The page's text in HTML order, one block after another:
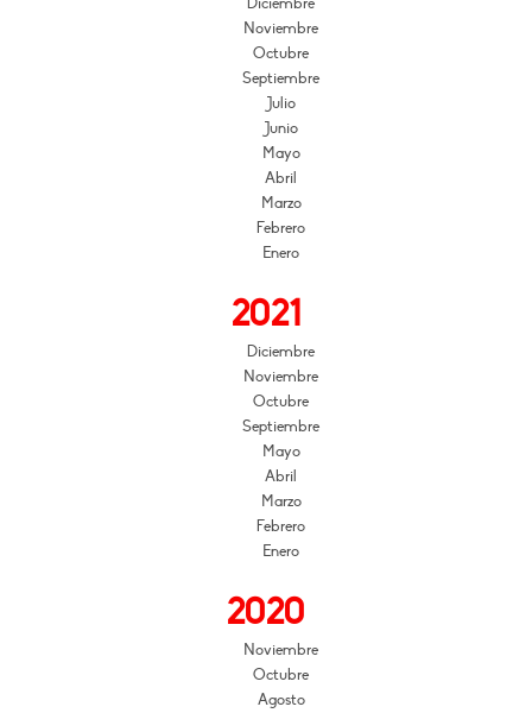
Noviembre
Octubre
Septiembre
Julio
Junio
Mayo
Abril
Marzo
Febrero
Enero
2021
Diciembre
Noviembre
Octubre
Septiembre
Mayo
Abril
Marzo
Febrero
Enero
2020
Noviembre
Octubre
Agosto